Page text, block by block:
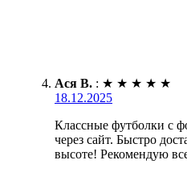
Ася В. : ★ ★ ★ ★ ★
18.12.2025
Классные футболки с
через сайт. Быстро
высоте! Рекомендую